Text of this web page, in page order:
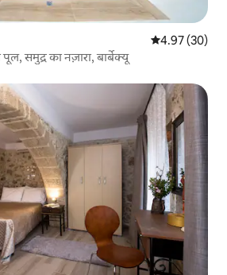
औसत रेटिंग 5 में
4.97 (30)
समुद्र का नज़ारा, बार्बेक्यू